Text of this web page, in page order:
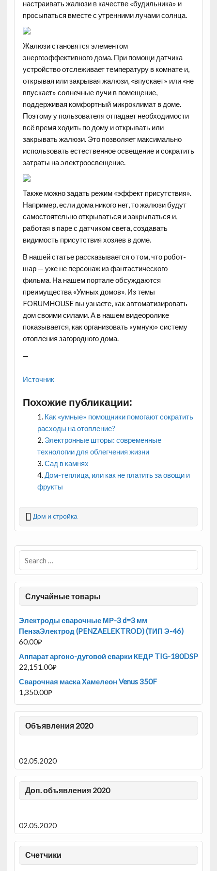
настраивать жалюзи в качестве «будильника» и
просыпаться вместе с утренними лучами солнца.
Жалюзи становятся элементом
энергоэффективного дома. При помощи датчика
устройство отслеживает температуру в комнате и,
открывая или закрывая жалюзи, «впускает» или «не
впускает» солнечные лучи в помещение,
поддерживая комфортный микроклимат в доме.
Поэтому у пользователя отпадает необходимости
всё время ходить по дому и открывать или
закрывать жалюзи. Это позволяет максимально
использовать естественное освещение и сократить
затраты на электроосвещение.
Также можно задать режим «эффект присутствия».
Например, если дома никого нет, то жалюзи будут
самостоятельно открываться и закрываться и,
работая в паре с датчиком света, создавать
видимость присутствия хозяев в доме.
В нашей статье рассказывается о том, что робот-
шар — уже не персонаж из фантастического
фильма. На нашем портале обсуждаются
преимущества «Умных домов». Из темы
FORUMHOUSE вы узнаете, как автоматизировать
дом своими силами. А в нашем видеоролике
показывается, как организовать «умную» систему
отопления загородного дома.
—
Источник
Похожие публикации:
Как «умные» помощники помогают сократить
расходы на отопление?
Электронные шторы: современные
технологии для облегчения жизни
Сад в камнях
Дом-теплица, или как не платить за овощи и
фрукты
Дом и стройка
Случайные товары
Электроды сварочные МР-3 d=3 мм
ПензаЭлектрод (PENZAELEKTROD) (ТИП Э-46)
60.00₽
Аппарат аргоно-дуговой сварки КЕДР TIG-180DSP
22,151.00₽
Сварочная маска Хамелеон Venus 350F
1,350.00₽
Объявления 2020
02.05.2020
Доп. объявления 2020
02.05.2020
Счетчики